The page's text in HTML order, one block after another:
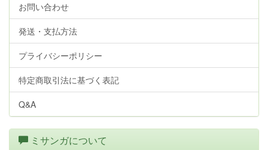
お問い合わせ
発送・支払方法
プライバシーポリシー
特定商取引法に基づく表記
Q&A
ミサンガについて